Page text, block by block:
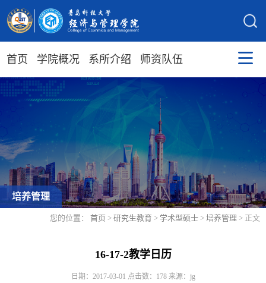
首页 学院概况 系所介绍 师资队伍
培养管理
您的位置： 首页 > 研究生教育 > 学术型硕士 > 培养管理 > 正文
16-17-2教学日历
日期：2017-03-01 点击数： 178 来源：jg